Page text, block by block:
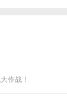
作战！